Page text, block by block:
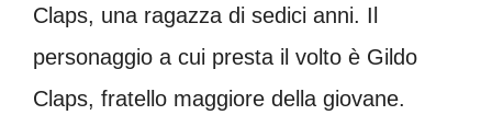
Claps, una ragazza di sedici anni. Il
personaggio a cui presta il volto è Gildo
Claps, fratello maggiore della giovane.